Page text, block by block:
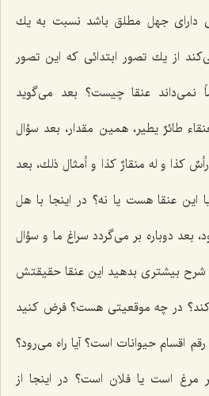
داراى جهل مطلق باشد نسبت به یك
از یك تصور ابتدائى كه این تصور
نمى‌داند عنقا چیست؟ بعد مى‌گوید
طائرٌ یطیر، همین مقدار، بعد سؤال
كذا و له منقارٌ كذا و أمثال ذلك، بعد
این عنقا هست یا نه؟ در اینجا با هل
بعد دوباره بر مى‌گردد سراغ ما و سؤال
بیشترى بدهید این عنقا حقیقتش
در چه موقعیتى هست؟ فرض كنید
اقسام حیوانات است؟ آیا راه مى‌رود؟
مرغ است یا فلان است؟ در اینجا از